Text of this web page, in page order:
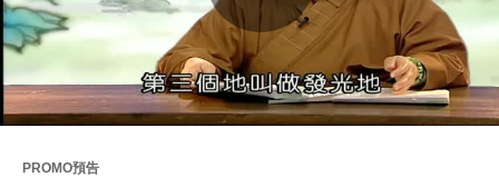
Play
Video
PROMO預告